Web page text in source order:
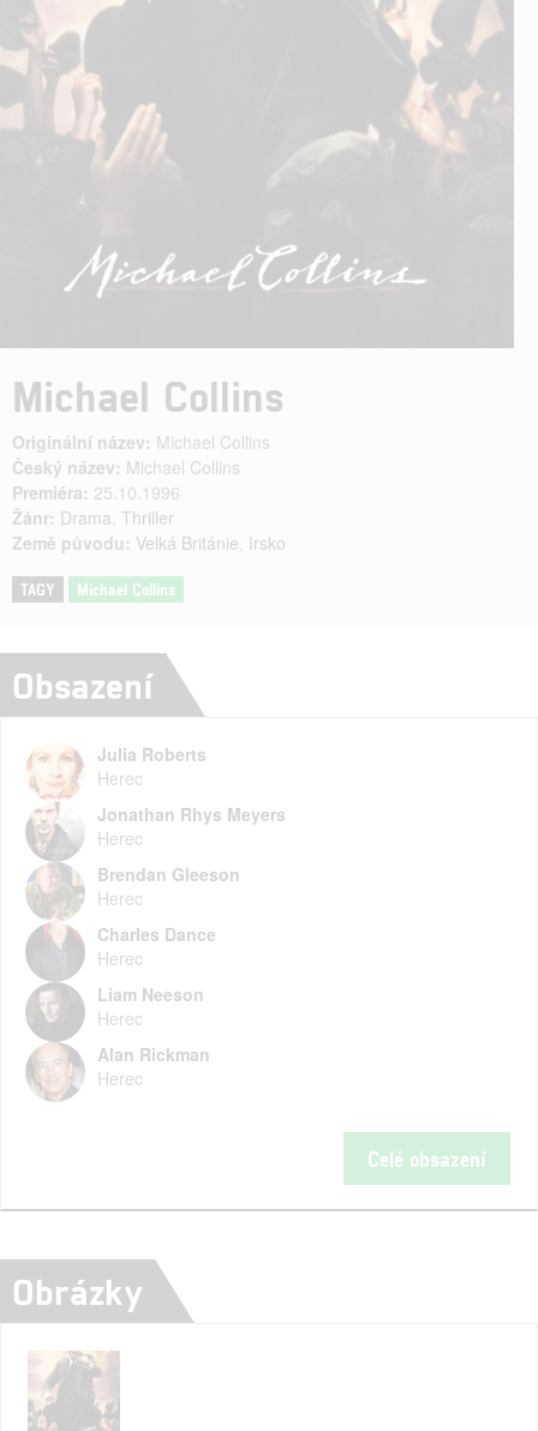
Michael Collins
Originální název: Michael Collins
Český název: Michael Collins
Premiéra: 25.10.1996
Žánr: Drama, Thriller
Země původu: Velká Británie, Irsko
TAGY Michael Collins
Obsazení
Julia Roberts
Herec
Jonathan Rhys Meyers
Herec
Brendan Gleeson
Herec
Charles Dance
Herec
Liam Neeson
Herec
Alan Rickman
Herec
Celé obsazení
Obrázky